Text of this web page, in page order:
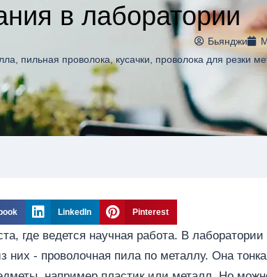
в лаборатории
Бьянджи
пильная проволока,кусачки проволока для резки
LinkedIn Pinterest
где ведется научная работа. В
них - проволочная пила по металлу. Она